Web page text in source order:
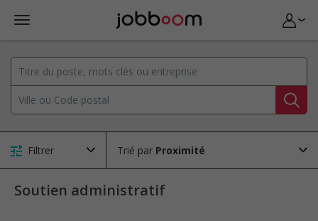
Filtrer Trié par
Soutien administratif